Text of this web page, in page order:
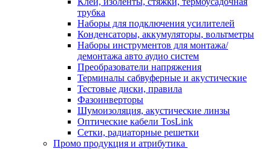
трубка
Наборы для подключения усилителей
Конденсаторы, аккумуляторы, вольтметры
Наборы инструментов для монтажа/
демонтажа авто аудио систем
Преобразователи напряжения
Терминалы сабвуферные и акустические
Тестовые диски, правила
Фазоинверторы
Шумоизоляция, акустические линзы
Оптические кабели TosLink
Сетки, радиаторные решетки
Промо продукция и атрибутика